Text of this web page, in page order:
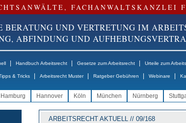
FACHANWALTSKANZLEI
BERATUNG UND VERTRETUNG IM
ABFINDUNG UND
Handbuch Arbeitsrecht Gesetze zum Arbeitsrecht Urteile zum
& Tricks Arbeitsrecht Muster Ratgeber Gebühren Webinare
Hamburg Hannover Köln München Nürnberg
ARBEITSRECHT AKTUELL // 09/168